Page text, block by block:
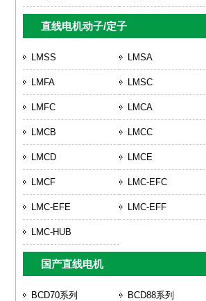
直线电机动子/定子
LMSS LMSA
LMFA LMSC
LMFC LMCA
LMCB LMCC
LMCD LMCE
LMCF LMC-EFC
LMC-EFE LMC-EFF
LMC-HUB
国产直线电机
BCD70系列 BCD88系列